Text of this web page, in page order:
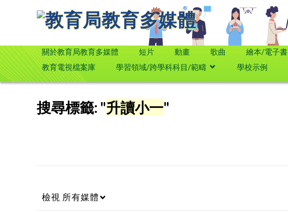
關於教育局教育多媒體 短片 動畫 歌曲 繪本/電子書
教育電視檔案庫
學習領域/跨學科科目/範疇 學校示例
搜尋標籤: "升讀小一"
檢視 所有媒體